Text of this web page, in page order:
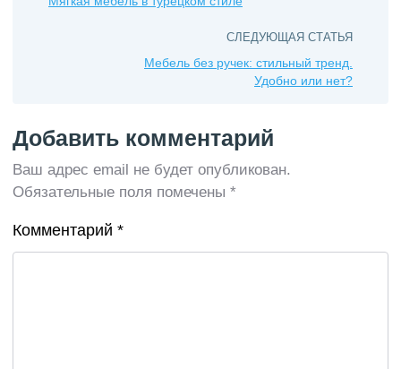
комоды, полки и т.д. Декорировать можно как
отдельные участки, […]
СЛЕДУЮЩАЯ СТАТЬЯ
Мебель без ручек: стильный тренд.
Удобно или нет?
Добавить комментарий
Ваш адрес email не будет опубликован.
Обязательные поля помечены *
Комментарий *